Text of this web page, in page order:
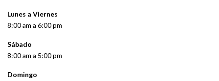
Lunes a Viernes
8:00 am a 6:00 pm
Sábado
8:00 am a 5:00 pm
Domingo